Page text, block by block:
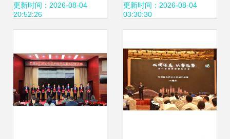
势
更新时间：2026-08-04
20:52:26
戳心 拆解服务与市
更新时间：2026-08-04
03:30:30